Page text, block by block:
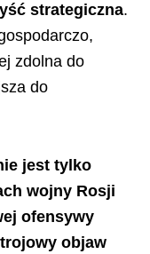
strategiczna.
zdolna do
do
jest tylko
wojny Rosji
ofensywy
objaw